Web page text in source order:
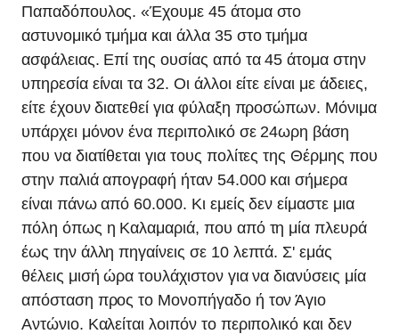
Παπαδόπουλος. «Έχουμε 45 άτομα στο
αστυνομικό τμήμα και άλλα 35 στο τμήμα
ασφάλειας. Επί της ουσίας από τα 45 άτομα στην
υπηρεσία είναι τα 32. Οι άλλοι είτε είναι με άδειες,
είτε έχουν διατεθεί για φύλαξη προσώπων. Μόνιμα
υπάρχει μόνον ένα περιπολικό σε 24ωρη βάση
που να διατίθεται για τους πολίτες της Θέρμης που
στην παλιά απογραφή ήταν 54.000 και σήμερα
είναι πάνω από 60.000. Κι εμείς δεν είμαστε μια
πόλη όπως η Καλαμαριά, που από τη μία πλευρά
έως την άλλη πηγαίνεις σε 10 λεπτά. Σ' εμάς
θέλεις μισή ώρα τουλάχιστον για να διανύσεις μία
απόσταση προς το Μονοπήγαδο ή τον Άγιο
Αντώνιο. Καλείται λοιπόν το περιπολικό και δεν